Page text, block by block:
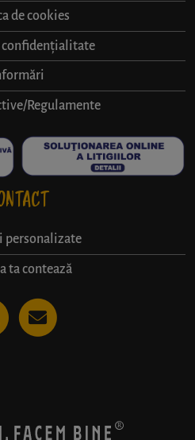
de cookies
confidențialitate
Regulamente
personalizate
ta contează